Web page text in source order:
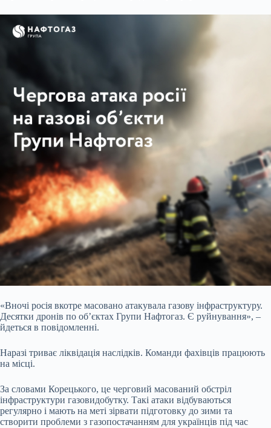
«Вночі росія вкотре масовано атакувала газову інфраструктуру.
Десятки дронів по об’єктах Групи Нафтогаз. Є руйнування», –
йдеться в повідомленні.
Наразі триває ліквідація наслідків. Команди фахівців працюють
на місці.
За словами Корецького, це черговий масований обстріл
інфраструктури газовидобутку. Такі атаки відбуваються
регулярно і мають на меті зірвати підготовку до зими та
створити проблеми з газопостачанням для українців під час